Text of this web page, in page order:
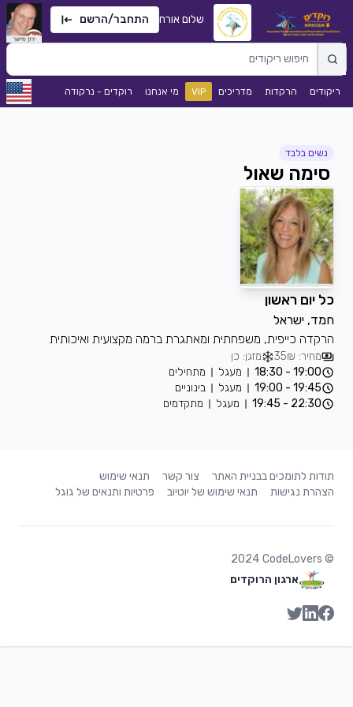
שלום אורח התחבר/הרשם
ריקודים הרקדות מדריכים VIP מי אנחנו רוקדים - נרקודה
נשים בלבד
סימה שאול
כל יום ראשון
חמד, ישראל
הרקדה כייפית, משפחתית ומאתגרת ברמה מקצועית ואיכותית
מחיר: 35₪
מזגן: כן
19:00 - 18:30
מעגל
מתחילים
19:45 - 19:00
מעגל
בינוניים
22:30 - 19:45
מעגל מתקדמים
תודות לתומכים בבניית האתר צור קשר
תנאי שימוש
הצהרת נגישות
תנאי שימוש של יוטיוב פרטיות ותנאים של גוגל
©
2024 CodeLovers
ארגון הרוקדים